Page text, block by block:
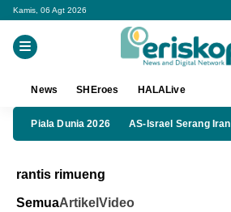
Kamis, 06 Agt 2026
News SHEroes HALALive
Piala Dunia 2026 AS-Israel Serang Iran
rantis rimueng
SemuaArtikel Video